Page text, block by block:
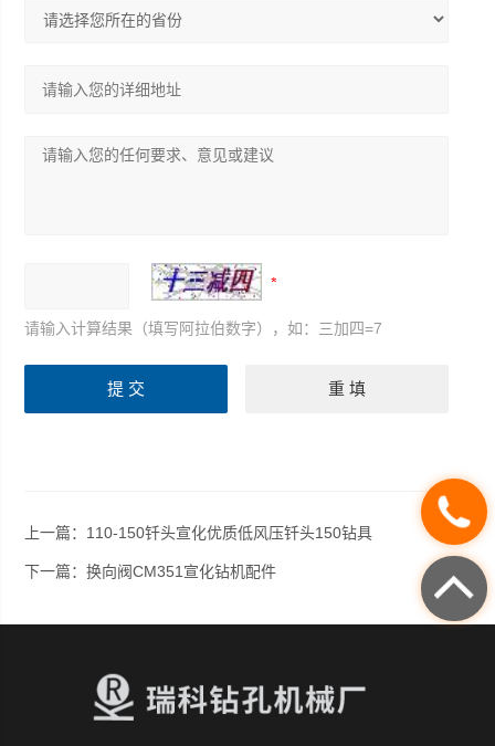
请输入计算结果（填写阿拉伯数字），如：三加四=7
上一篇： 110-150钎头宣化优质低风压钎头150钻具
下一篇：换向阀CM351宣化钻机配件